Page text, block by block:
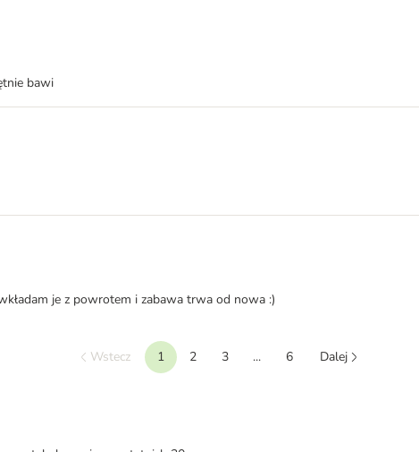
bawi
je z powrotem i zabawa trwa od nowa :)
Wstecz 1 2 3 ... 6 Dalej